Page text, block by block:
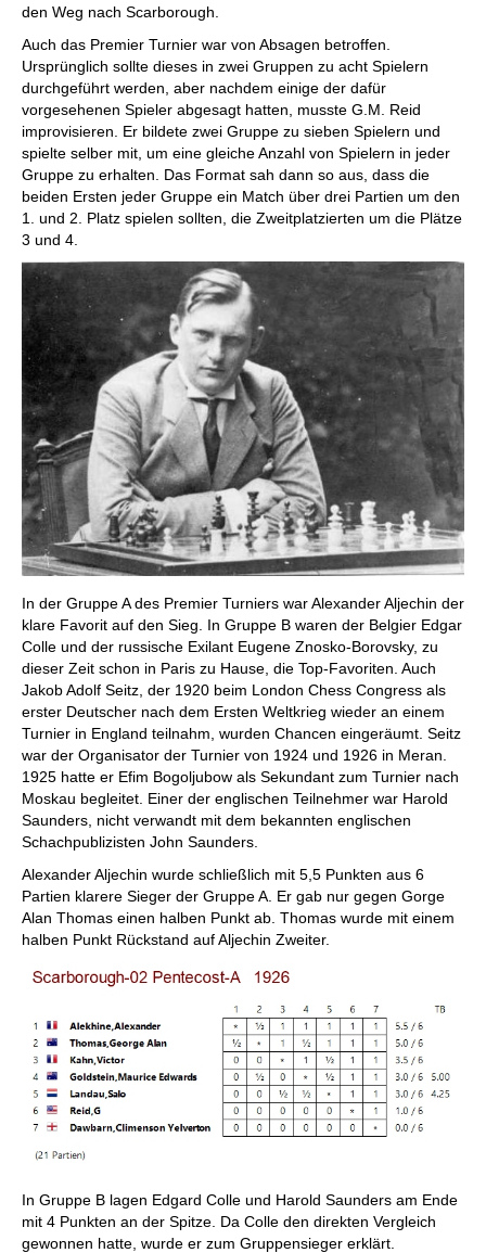
den Weg nach Scarborough.
Auch das Premier Turnier war von Absagen betroffen.
Ursprünglich sollte dieses in zwei Gruppen zu acht Spielern
durchgeführt werden, aber nachdem einige der dafür
vorgesehenen Spieler abgesagt hatten, musste G.M. Reid
improvisieren. Er bildete zwei Gruppe zu sieben Spielern und
spielte selber mit, um eine gleiche Anzahl von Spielern in jeder
Gruppe zu erhalten. Das Format sah dann so aus, dass die
beiden Ersten jeder Gruppe ein Match über drei Partien um den
1. und 2. Platz spielen sollten, die Zweitplatzierten um die Plätze
3 und 4.
In der Gruppe A des Premier Turniers war Alexander Aljechin der
klare Favorit auf den Sieg. In Gruppe B waren der Belgier Edgar
Colle und der russische Exilant Eugene Znosko-Borovsky, zu
dieser Zeit schon in Paris zu Hause, die Top-Favoriten. Auch
Jakob Adolf Seitz, der 1920 beim London Chess Congress als
erster Deutscher nach dem Ersten Weltkrieg wieder an einem
Turnier in England teilnahm, wurden Chancen eingeräumt. Seitz
war der Organisator der Turnier von 1924 und 1926 in Meran.
1925 hatte er Efim Bogoljubow als Sekundant zum Turnier nach
Moskau begleitet. Einer der englischen Teilnehmer war Harold
Saunders, nicht verwandt mit dem bekannten englischen
Schachpublizisten John Saunders.
Alexander Aljechin wurde schließlich mit 5,5 Punkten aus 6
Partien klarere Sieger der Gruppe A. Er gab nur gegen Gorge
Alan Thomas einen halben Punkt ab. Thomas wurde mit einem
halben Punkt Rückstand auf Aljechin Zweiter.
In Gruppe B lagen Edgard Colle und Harold Saunders am Ende
mit 4 Punkten an der Spitze. Da Colle den direkten Vergleich
gewonnen hatte, wurde er zum Gruppensieger erklärt.